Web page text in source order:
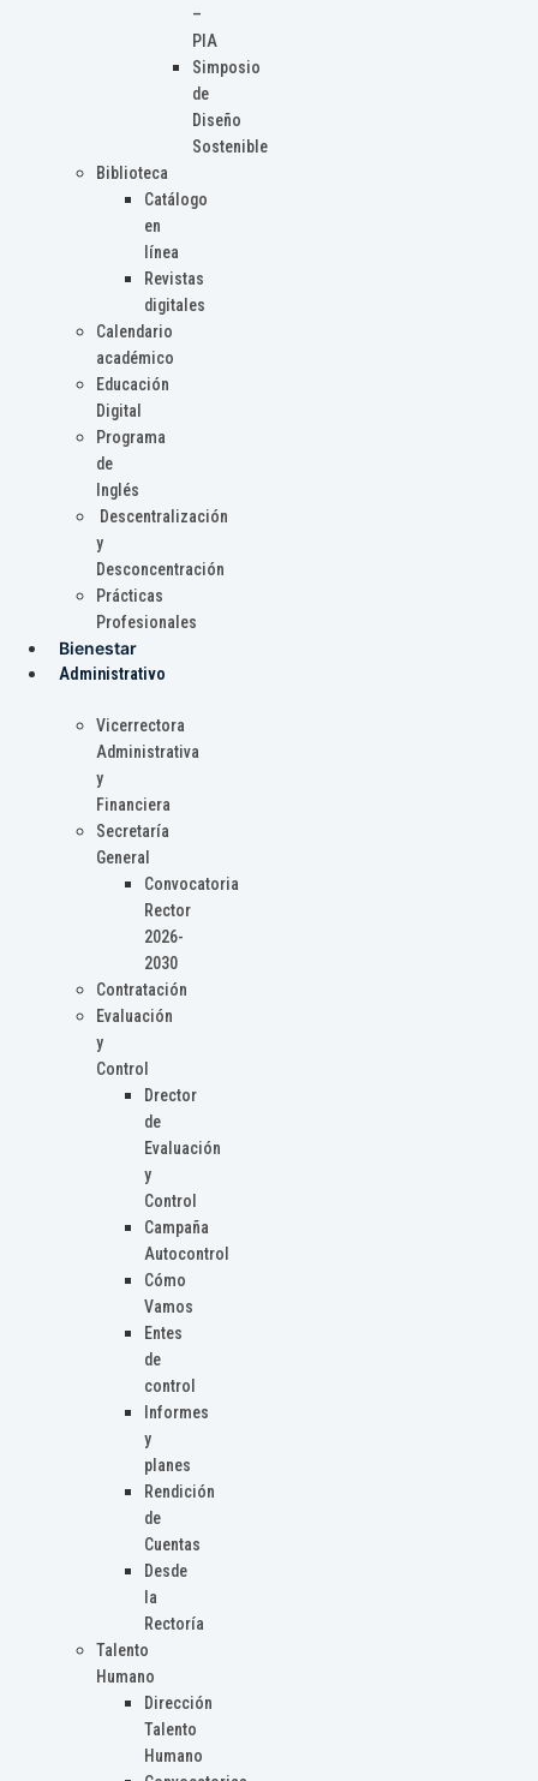
–
PIA
Simposio
de
Diseño
Sostenible
Biblioteca
Catálogo
en
línea
Revistas
digitales
Calendario
académico
Educación
Digital
Programa
de
Inglés
Descentralización
y
Desconcentración
Prácticas
Profesionales
Bienestar
Administrativo
Vicerrectora
Administrativa
y
Financiera
Secretaría
General
Convocatoria
Rector
2026-
2030
Contratación
Evaluación
y
Control
Drector
de
Evaluación
y
Control
Campaña
Autocontrol
Cómo
Vamos
Entes
de
control
Informes
y
planes
Rendición
de
Cuentas
Desde
la
Rectoría
Talento
Humano
Dirección
Talento
Humano